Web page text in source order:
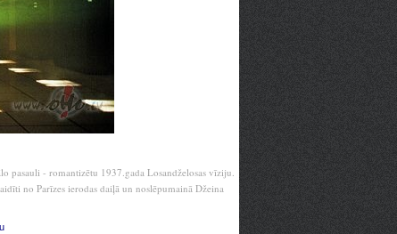
pasauli - romantizētu 1937.gada Losandželosas vīziju.
no Parīzes ierodas daiļā un noslēpumainā Džeina